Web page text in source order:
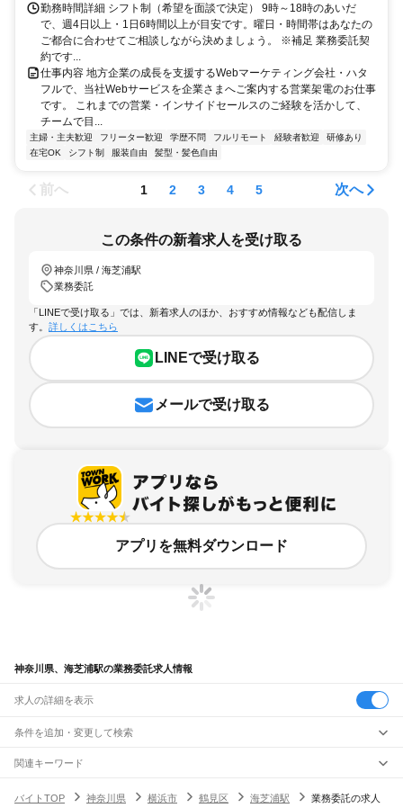
勤務時間詳細 シフト制（希望を面談で決定） 9時～18時のあいだ
で、週4日以上・1日6時間以上が目安です。曜日・時間帯はあなたの
ご都合に合わせてご相談しながら決めましょう。 ※補足 業務委託契
約です...
仕事内容 地方企業の成長を支援するWebマーケティング会社・ハタ
フルで、当社Webサービスを企業さまへご案内する営業架電のお仕事
です。 これまでの営業・インサイドセールスのご経験を活かして、
チームで目...
主婦・主夫歓迎 フリーター歓迎 学歴不問 フルリモート 経験者歓迎
研修あり
在宅OK
シフト制 服装自由 髪型・髪色自由
前へ 1 2 3 4 5 次へ
この条件の新着求人を受け取る
神奈川県 / 海芝浦駅
業務委託
「LINEで受け取る」では、新着求人のほか、おすすめ情報なども配信しま
す。 詳しくはこちら
LINEで受け取る
メールで受け取る
アプリを無料ダウンロード
神奈川県、海芝浦駅の業務委託求人情報
求人の詳細を表示
条件を追加・変更して検索
市区町村を追加・変更
神奈川県
すべて
駅を追加・変更
関連キーワード
バイトTOP
神奈川県 横浜市 鶴見区 海芝浦駅 業務委託の求人